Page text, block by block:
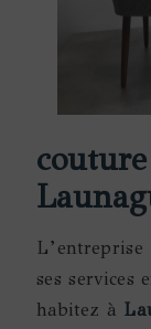
L’entreprise
ses services
habitez à